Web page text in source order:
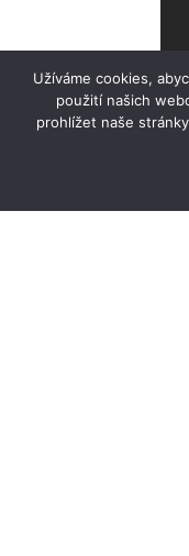
Užíváme cookies,
použití našich
prohlížet naše